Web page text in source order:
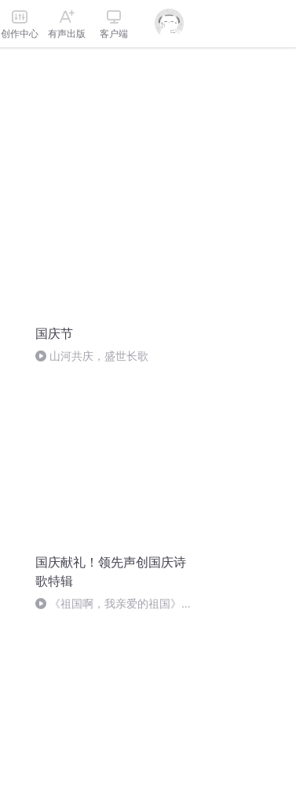
创作中心 有声出版 客户端
国庆节
山河共庆，盛世长歌
国庆献礼！领先声创国庆诗
歌特辑
《祖国啊，我亲爱的祖国》温